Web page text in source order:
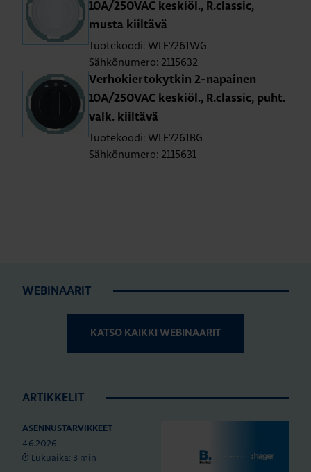
10A/250­VAC kes­kiöl., R.​classic,
musta kiil­tä­vä
Tuotekoodi: WLE7261WG
Sähkönumero: 2115632
Ver­ho­kier­to­kyt­kin 2-na­pai­nen
10A/250­VAC kes­kiöl., R.​classic, puht.​
valk. kiil­tä­vä
Tuotekoodi: WLE7261BG
Sähkönumero: 2115631
WEBINAARIT
KATSO KAIKKI WEBINAARIT
ARTIKKELIT
ASENNUSTARVIKKEET
4.6.2026
Lukuaika: 3 min